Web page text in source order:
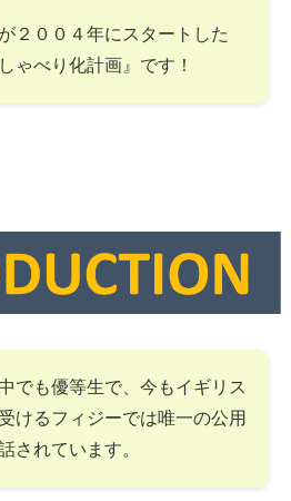
２００４年にスタートした
ゃべり化計画』です！
でも優等生で、今もイギリス
けるフィジーでは唯一の公用
されています。